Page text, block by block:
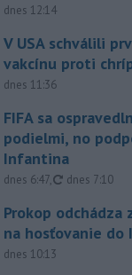
dnes 12:14
V USA schválili
vakcínu proti
dnes 11:36
FIFA sa
podielmi, no
Infantina
dnes 6:47, aktualizované
dnes 7:10
Prokop odchádza
na hosťovanie do
dnes 10:13